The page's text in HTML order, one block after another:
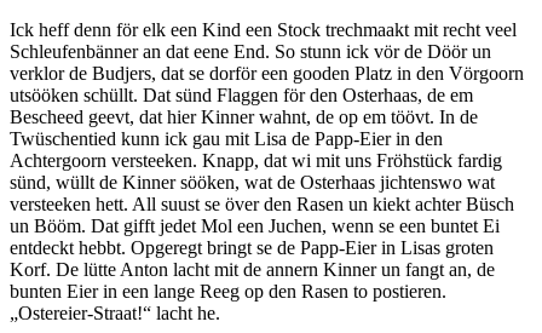
Ick heff denn för elk een Kind een Stock trechmaakt mit recht veel
Schleufenbänner an dat eene End. So stunn ick vör de Döör un
verklor de Budjers, dat se dorför een gooden Platz in den Vörgoorn
utsööken schüllt. Dat sünd Flaggen för den Osterhaas, de em
Bescheed geevt, dat hier Kinner wahnt, de op em töövt. In de
Twüschentied kunn ick gau mit Lisa de Papp-Eier in den
Achtergoorn versteeken. Knapp, dat wi mit uns Fröhstück fardig
sünd, wüllt de Kinner sööken, wat de Osterhaas jichtenswo wat
versteeken hett. All suust se över den Rasen un kiekt achter Büsch
un Bööm. Dat gifft jedet Mol een Juchen, wenn se een buntet Ei
entdeckt hebbt. Opgeregt bringt se de Papp-Eier in Lisas groten
Korf. De lütte Anton lacht mit de annern Kinner un fangt an, de
bunten Eier in een lange Reeg op den Rasen to postieren.
„Ostereier-Straat!“ lacht he.